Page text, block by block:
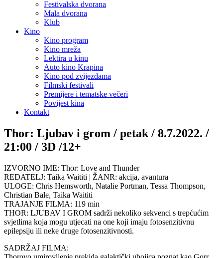
Festivalska dvorana
Mala dvorana
Klub
Kino
Kino program
Kino mreža
Lektira u kinu
Auto kino Krapina
Kino pod zvijezdama
Filmski festivali
Premijere i tematske večeri
Povijest kina
Kontakt
Thor: Ljubav i grom / petak / 8.7.2022. /
21:00 / 3D /12+
IZVORNO IME: Thor: Love and Thunder
REDATELJ: Taika Waititi | ŽANR: akcija, avantura
ULOGE: Chris Hemsworth, Natalie Portman, Tessa Thompson,
Christian Bale, Taika Waititi
TRAJANJE FILMA: 119 min
THOR: LJUBAV I GROM sadrži nekoliko sekvenci s trepćućim
svjetlima koja mogu utjecati na one koji imaju fotosenzitivnu
epilepsiju ili neke druge fotosenzitivnosti.
SADRŽAJ FILMA: